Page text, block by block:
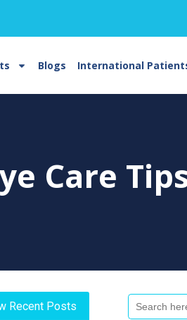
Blogs International
Care
Recent Posts
Search
For: